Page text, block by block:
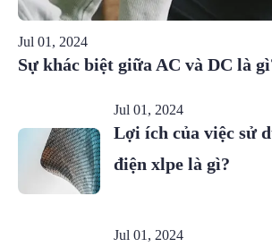
Jul 01, 2024
Sự khác biệt giữa AC và DC là
Jul 01, 2024
Lợi ích của việc sử
điện xlpe là gì?
Jul 01, 2024